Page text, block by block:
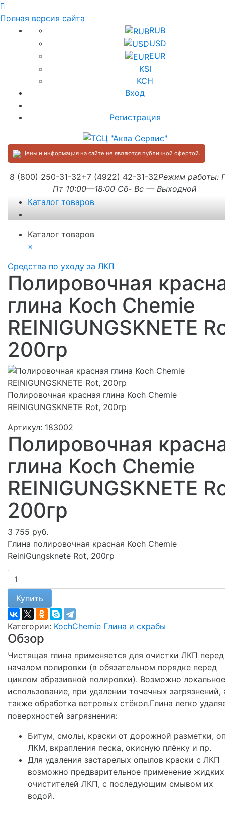
Полная версия сайта
RUB
USD
EUR
KSI
KCH
Вход
Регистрация
Цены и информация на сайте не являются публичной офертой.
8 (800) 250-31-32+7 (4922) 42-31-32Режим работы:
Пт 10:00—18:00 Сб- Вс — Выходной
Каталог товаров
Каталог товаров
×
Средства по уходу за ЛКП
Полировочная
глина Koch Chemie
REINIGUNGSKNETE
200гр
Полировочная красная глина Koch Chemie
REINIGUNGSKNETE Rot, 200гр
Артикул: 183002
Полировочная
глина Koch Chemie
REINIGUNGSKNETE
200гр
3 755 руб.
Глина полировочная красная Koch Chemie
ReiniGungsknete Rot, 200гр
Купить
Категории: KochChemie Глина и скрабы
Обзор
Чистящая глина применяется для очистки ЛКП перед
началом полировки (в обязательном порядке перед
циклом абразивной полировки). Возможно локальное
использование, при удалении точечных загрязнений,
также обработка ветровых стёкол.Глина легко
поверхностей загрязнения:
Битум, смолы, краски от дорожной разметки,
ЛКМ, вкрапления песка, окисную плёнку и пр.
Для удаления застарелых опылов краски с ЛКП
возможно предварительное применение жидких
очистителей ЛКП, с последующим смывом их
водой.